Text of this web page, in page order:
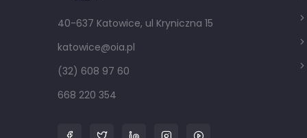
40-637 Katowice, ul Kryniczna 15
katowice@oia.pl
(32) 608 97 60
668 220 354